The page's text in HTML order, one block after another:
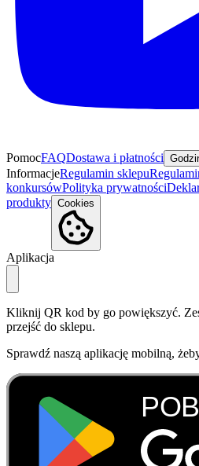
PomocFAQDostawa i płatności
InformacjeRegulamin sklepu
konkursówPolityka prywatności
produkty Cookies
Aplikacja
Kliknij QR kod by go powiększyć.
przejść do sklepu.
Sprawdź naszą aplikację mobilną,